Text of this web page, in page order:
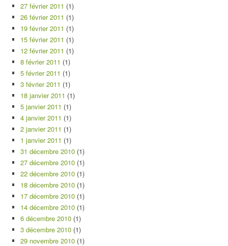
27 février 2011 (1)
26 février 2011 (1)
19 février 2011 (1)
15 février 2011 (1)
12 février 2011 (1)
8 février 2011 (1)
5 février 2011 (1)
3 février 2011 (1)
18 janvier 2011 (1)
5 janvier 2011 (1)
4 janvier 2011 (1)
2 janvier 2011 (1)
1 janvier 2011 (1)
31 décembre 2010 (1)
27 décembre 2010 (1)
22 décembre 2010 (1)
18 décembre 2010 (1)
17 décembre 2010 (1)
14 décembre 2010 (1)
6 décembre 2010 (1)
3 décembre 2010 (1)
29 novembre 2010 (1)